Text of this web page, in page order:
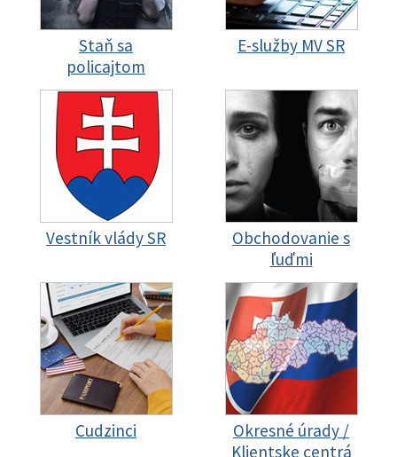
Staň sa
policajtom
E-služby MV SR
Vestník vlády SR
Obchodovanie s
ľuďmi
Cudzinci
Okresné úrady /
Klientske centrá